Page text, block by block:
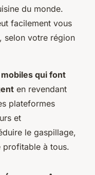
du monde.
facilement vous
selon votre région
qui font
en revendant
plateformes
et
le gaspillage,
profitable à tous.